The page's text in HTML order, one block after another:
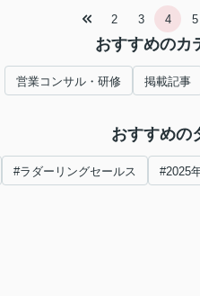
2 3 4 5
おすすめのカ
営業コンサル・研修 掲載記事
おすすめの
#ラダーリングセールス #2025